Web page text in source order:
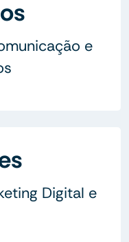
e
Digital e